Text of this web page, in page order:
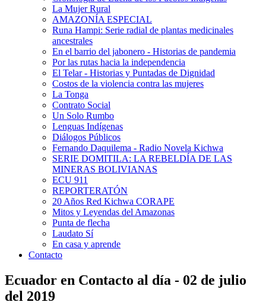
La Mujer Rural
AMAZONÍA ESPECIAL
Runa Hampi: Serie radial de plantas medicinales
ancestrales
En el barrio del jabonero - Historias de pandemia
Por las rutas hacia la independencia
El Telar - Historias y Puntadas de Dignidad
Costos de la violencia contra las mujeres
La Tonga
Contrato Social
Un Solo Rumbo
Lenguas Indígenas
Diálogos Públicos
Fernando Daquilema - Radio Novela Kichwa
SERIE DOMITILA: LA REBELDÍA DE LAS
MINERAS BOLIVIANAS
ECU 911
REPORTERATÓN
20 Años Red Kichwa CORAPE
Mitos y Leyendas del Amazonas
Punta de flecha
Laudato Sí
En casa y aprende
Contacto
Ecuador en Contacto al día - 02 de julio
del 2019